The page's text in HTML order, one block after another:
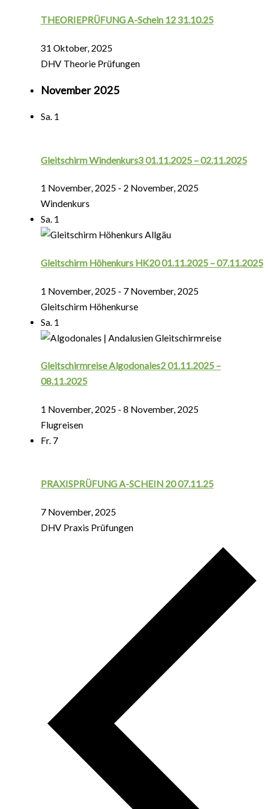
THEORIEPRÜFUNG A-Schein 12 31.10.25
31 Oktober, 2025
DHV Theorie Prüfungen
November 2025
Sa. 1
Gleitschirm Windenkurs3 01.11.2025 – 02.11.2025
1 November, 2025 - 2 November, 2025
Windenkurs
Sa. 1
Gleitschirm Höhenkurs HK20 01.11.2025 – 07.11.2025
1 November, 2025 - 7 November, 2025
Gleitschirm Höhenkurse
Sa. 1
Gleitschirmreise Algodonales2 01.11.2025 –
08.11.2025
1 November, 2025 - 8 November, 2025
Flugreisen
Fr. 7
PRAXISPRÜFUNG A-SCHEIN 20 07.11.25
7 November, 2025
DHV Praxis Prüfungen